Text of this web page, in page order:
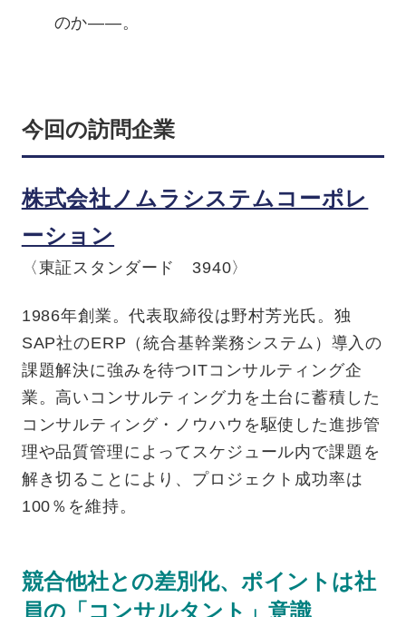
のか――。
今回の訪問企業
株式会社ノムラシステムコーポレ
ーション
〈東証スタンダード 3940〉
1986年創業。代表取締役は野村芳光氏。独
SAP社のERP（統合基幹業務システム）導入の
課題解決に強みを待つITコンサルティング企
業。高いコンサルティング力を土台に蓄積した
コンサルティング・ノ ウハウを駆使した進捗管
理や品質管理によってスケ ジュール内で課題を
解き切ることにより、プロジェ クト成功率は
100％を維持。
競合他社との差別化、ポイントは社
員の「コンサルタント」意識